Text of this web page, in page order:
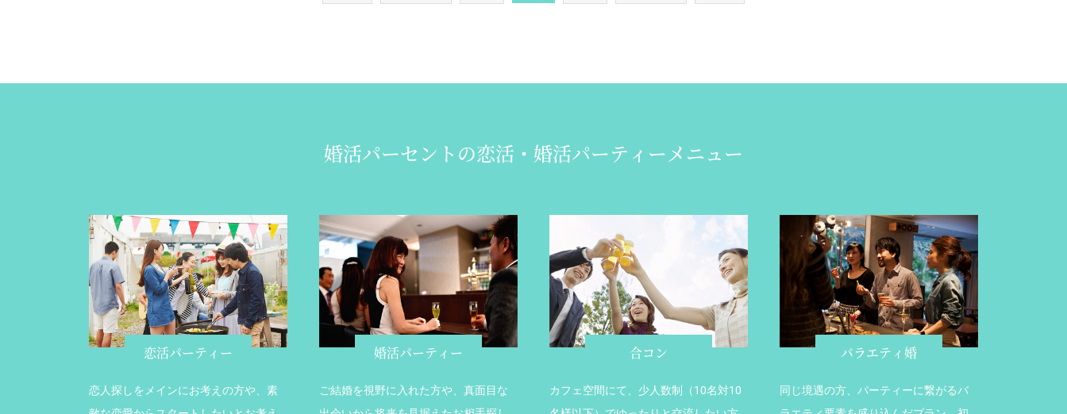
婚活パーセントの恋活・婚活パーティーメニュー
恋活パーティー
恋人探しをメインにお考えの方や、素
婚活パーティー
ご結婚を視野に入れた方や、真面目な
合コン
カフェ空間にて、少人数制（10名対10
バラエティ婚
同じ境遇の方、パーティーに繋がるバ